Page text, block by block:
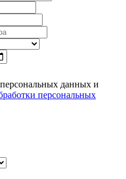
данных и
персональных